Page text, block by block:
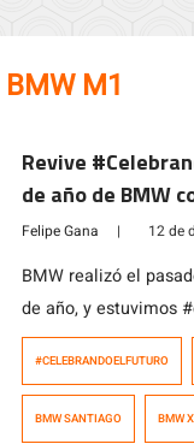
BMW M1
Revive
de año de BMW
redes sociales
Felipe Gana | 12 de
BMW realizó el
de año, y estuvimos
en la presentación
el BMW X5 que
#CELEBRANDOELFUTURO
BMW SANTIAGO BMW